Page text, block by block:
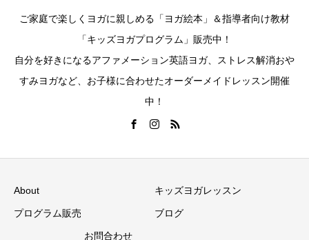
ご家庭で楽しくヨガに親しめる「ヨガ絵本」＆指導者向け教材
「キッズヨガプログラム」販売中！
自分を好きになるアファメーション英語ヨガ、ストレス解消おや
すみヨガなど、お子様に合わせたオーダーメイドレッスン開催
中！
About キッズヨガレッスン
プログラム販売 ブログ
お問合わせ